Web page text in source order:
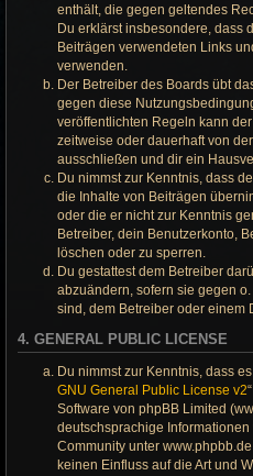
enthält, die gegen geltendes
Du erklärst insbesondere, dass
Beiträgen verwendeten Links
verwenden.
Der Betreiber des Boards übt
gegen diese
veröffentlichten Regeln kann
zeitweise oder dauerhaft von
ausschließen und dir ein
Du nimmst zur Kenntnis, dass
die Inhalte von Beiträgen
oder die er nicht zur Kenntnis
Betreiber, dein Benutzerkonto,
löschen oder zu sperren.
Du gestattest dem Betreiber
abzuändern, sofern sie gegen
sind, dem Betreiber oder einem
4. GENERAL PUBLIC LICENSE
Du nimmst zur Kenntnis, dass
GNU General Public License v2
Software von phpBB Limited
deutschsprachige
Community unter
keinen Einfluss auf die Art und